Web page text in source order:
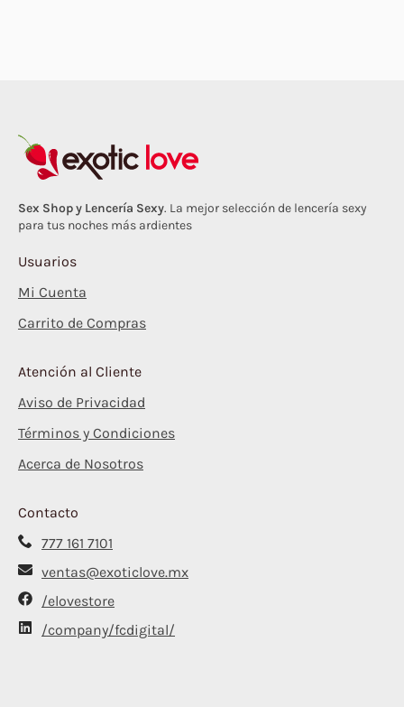
Sex Shop y Lencería Sexy. La mejor selección de lencería sexy
para tus noches más ardientes
Usuarios
Mi Cuenta
Carrito de Compras
Atención al Cliente
Aviso de Privacidad
Términos y Condiciones
Acerca de Nosotros
Contacto
777 161 7101
ventas@exoticlove.mx
/elovestore
/company/fcdigital/